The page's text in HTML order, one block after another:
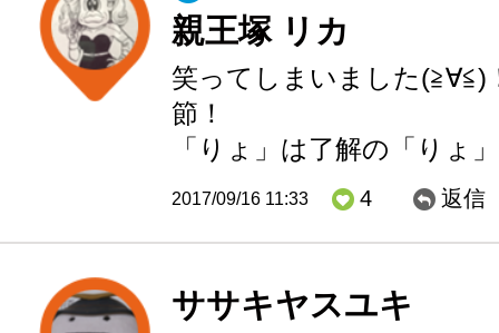
親王塚 リカ
笑ってしまいました(≧∀≦)
節！
「りょ」は了解の「りょ
2017/09/16 11:33 4 返信
ササキヤスユキ